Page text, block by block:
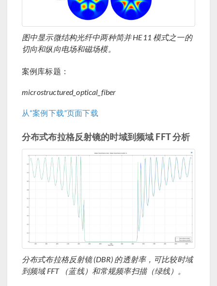
图中显示微结构光纤中两种简并 HE11 模式之一的
切向和纵向电场和磁场模。
案例库标题：
microstructured_optical_fiber
从“案例下载”页面下载
分布式布拉格反射镜的时域到频域 FFT 分析
分布式布拉格反射镜 (DBR) 的透射率，可比较时域
到频域 FFT （蓝线）和常规频率扫描（绿线）。